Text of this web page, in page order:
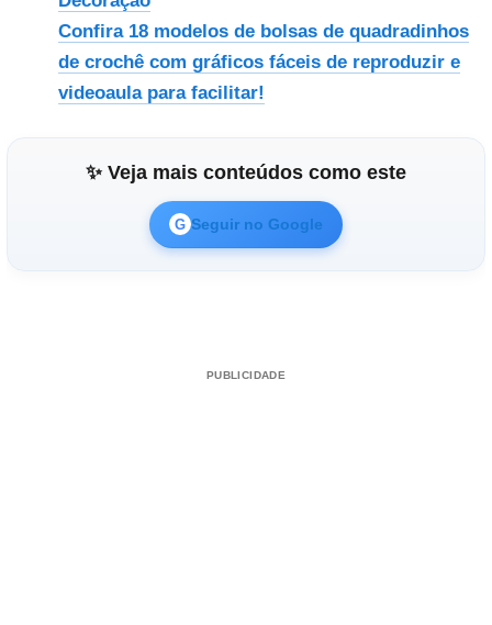
Confira 18 modelos de bolsas de quadradinhos
de crochê com gráficos fáceis de reproduzir e
videoaula para facilitar!
✨ Veja mais conteúdos como este
G Seguir no Google
PUBLICIDADE